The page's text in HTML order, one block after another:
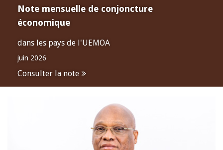
Note mensuelle de conjoncture
économique
dans les pays de l'UEMOA
juin 2026
Consulter la note